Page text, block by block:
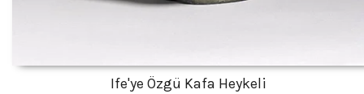
Ife'ye Özgü Kafa Heykeli